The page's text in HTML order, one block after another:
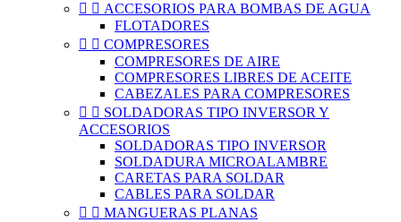
  ACCESORIOS PARA BOMBAS DE AGUA
FLOTADORES
  COMPRESORES
COMPRESORES DE AIRE
COMPRESORES LIBRES DE ACEITE
CABEZALES PARA COMPRESORES
  SOLDADORAS TIPO INVERSOR Y
ACCESORIOS
SOLDADORAS TIPO INVERSOR
SOLDADURA MICROALAMBRE
CARETAS PARA SOLDAR
CABLES PARA SOLDAR
  MANGUERAS PLANAS